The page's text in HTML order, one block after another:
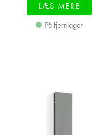
LÆS MERE
På fjernlager